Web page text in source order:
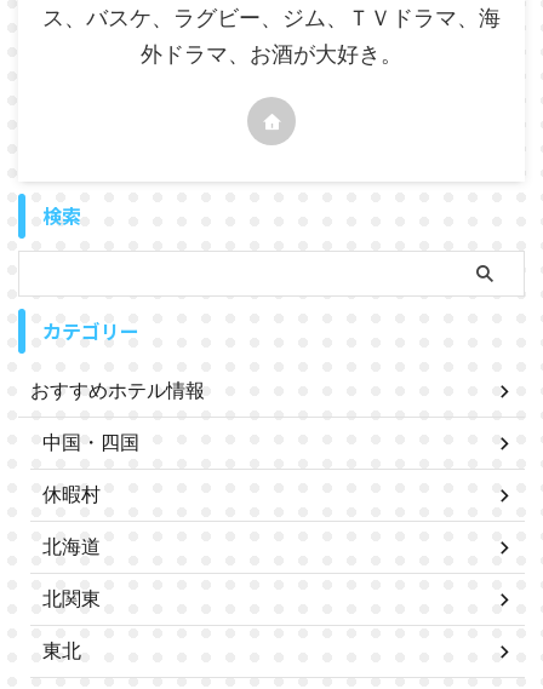
ス、バスケ、ラグビー、ジム、ＴＶドラマ、海
外ドラマ、お酒が大好き。
検索
カテゴリー
おすすめホテル情報
中国・四国
休暇村
北海道
北関東
東北